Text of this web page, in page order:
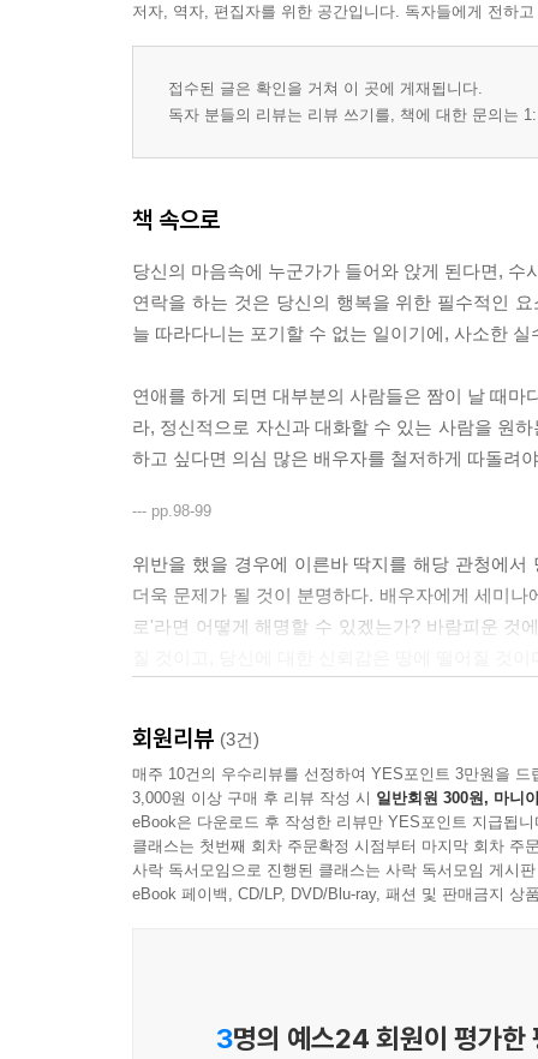
저자, 역자, 편집자를 위한 공간입니다. 독자들에게 전하
접수된 글은 확인을 거쳐 이 곳에 게재됩니다.
독자 분들의 리뷰는 리뷰 쓰기를, 책에 대한 문의는
책 속으로
당신의 마음속에 누군가가 들어와 앉게 된다면,
연락을 하는 것은 당신의 행복을 위한 필수적인
늘 따라다니는 포기할 수 없는 일이기에, 사소한
연애를 하게 되면 대부분의 사람들은 짬이 날 때
라, 정신적으로 자신과 대화할 수 있는 사람을 원
하고 싶다면 의심 많은 배우자를 철저하게 따돌려
--- pp.98-99
위반을 했을 경우에 이른바 딱지를 해당 관청에
더욱 문제가 될 것이 분명하다. 배우자에게 세미
로'라면 어떻게 해명할 수 있겠는가? 바람피운 것
--- pp.153-154
다행히 옷에 아무런 흔적이 남지 않았더라도, 문
신의 배우자는 적지 않은 시간 동안 당신과 살을
가? 당신을 유혹하던 은밀한 향기가 덫이 될 수 있
회원리뷰 (3건)
매주 10건의 우수리뷰를 선정하여 YES포인트 3만원을 드
3,000원 이상 구매 후 리뷰 작성 시 일반회원 300원, 마니
eBook은 다운로드 후 작성한 리뷰만 YES포인트 지급됩니
클래스는 첫번째 회차 주문확정 시점부터 마지막 회차 주
사락 독서모임으로 진행된 클래스는 사락 독서모임 게시
eBook 페이백, CD/LP, DVD/Blu-ray, 패션 및 판매금지 상
3명의 예스24 회원이 평가한